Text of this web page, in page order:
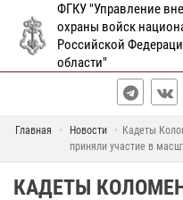
ФГКУ "Управление
охраны войск
Российской
области"
Главная Новости
Кадеты
приняли участие в
КАДЕТЫ